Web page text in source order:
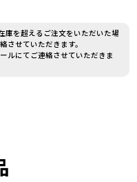
庫を超えるご注文をいただいた場
させていただきます。
ルにてご連絡させていただきま